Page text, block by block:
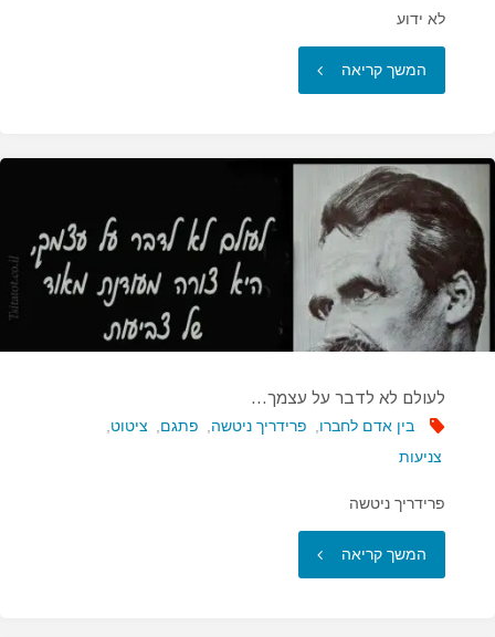
לא ידוע
המשך קריאה "הרוצה
מקובל…"
לעולם לא לדבר על עצמך…
בין אדם לחברו פרידריך ניטשה פתגם ציטוט
צניעות
פרידריך ניטשה
המשך קריאה "לעולם